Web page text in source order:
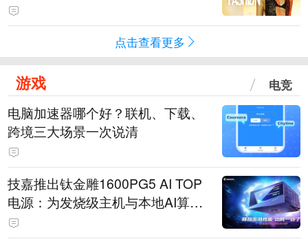
点击查看更多
游戏 电竞
电脑加速器哪个好？联机、下载、
跨境三大场景一次说清
技嘉推出钛金雕1600PG5 AI TOP
电源：为发烧级主机与本地AI算力
打造旗舰供电方案